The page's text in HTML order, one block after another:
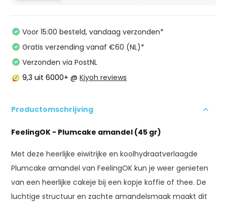
Voor 15:00 besteld, vandaag verzonden*
Gratis verzending vanaf €60 (NL)*
Verzonden via PostNL
9,3 uit 6000+ @Kiyoh reviews
Productomschrijving
FeelingOK - Plumcake amandel (45 gr)
Met deze heerlijke eiwitrijke en koolhydraatverlaagde
Plumcake amandel van FeelingOK kun je weer genieten
van een heerlijke cakeje bij een kopje koffie of thee. De
luchtige structuur en zachte amandelsmaak maakt dit